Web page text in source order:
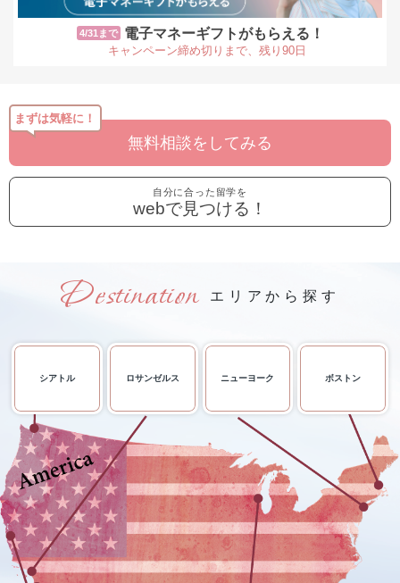
4/31まで 電子マネーギフトがもらえる！
キャンペーン締め切りまで、残り90日
まずは気軽に！
無料相談をしてみる
自分に合った留学を
webで見つける！
エリアから探す
シアトル ロサンゼルス ニューヨーク ボストン